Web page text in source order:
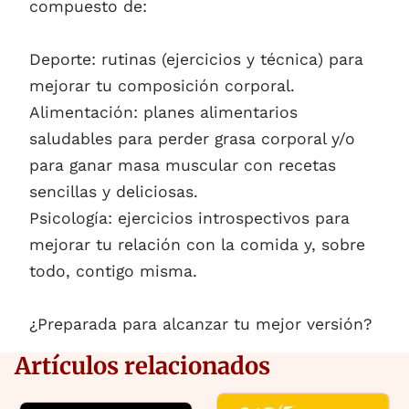
compuesto de:
Deporte: rutinas (ejercicios y técnica) para
mejorar tu composición corporal.
Alimentación: planes alimentarios
saludables para perder grasa corporal y/o
para ganar masa muscular con recetas
sencillas y deliciosas.
Psicología: ejercicios introspectivos para
mejorar tu relación con la comida y, sobre
todo, contigo misma.
¿Preparada para alcanzar tu mejor versión?
Artículos relacionados